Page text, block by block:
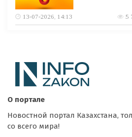
13-07-2026, 14:13 5
О портале
Новостной портал Казахстана,
со всего мира!